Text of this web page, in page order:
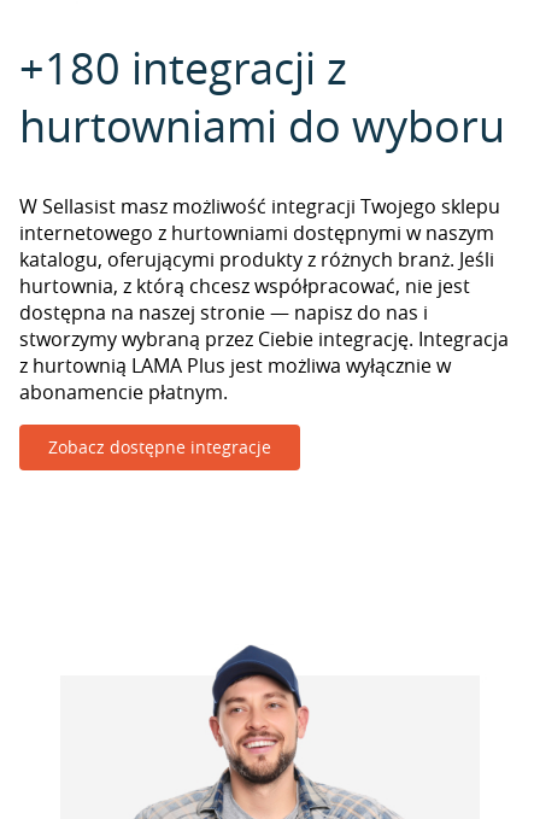
+180 integracji z
hurtowniami do wyboru
W Sellasist masz możliwość integracji Twojego sklepu
internetowego z hurtowniami dostępnymi w naszym
katalogu, oferującymi produkty z różnych branż. Jeśli
hurtownia, z którą chcesz współpracować, nie jest
dostępna na naszej stronie — napisz do nas i
stworzymy wybraną przez Ciebie integrację. Integracja
z hurtownią LAMA Plus jest możliwa wyłącznie w
abonamencie płatnym.
Zobacz dostępne integracje